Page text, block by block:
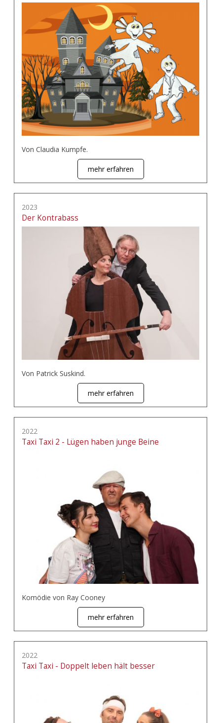
Von Claudia Kumpfe.
mehr erfahren
2023
Der Kontrabass
Von Patrick Suskind.
mehr erfahren
2022
Taxi Taxi 2 - Lügen haben junge Beine
Komödie von Ray Cooney
mehr erfahren
2022
Taxi Taxi - Doppelt leben hält besser